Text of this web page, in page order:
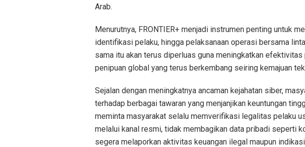
Arab.
Menurutnya, FRONTIER+ menjadi instrumen penting untuk
identifikasi pelaku, hingga pelaksanaan operasi bersama
sama itu akan terus diperluas guna meningkatkan efektivitas
penipuan global yang terus berkembang seiring kemajuan
Sejalan dengan meningkatnya ancaman kejahatan siber,
terhadap berbagai tawaran yang menjanjikan keuntungan
meminta masyarakat selalu memverifikasi legalitas pelaku
melalui kanal resmi, tidak membagikan data pribadi seperti
segera melaporkan aktivitas keuangan ilegal maupun